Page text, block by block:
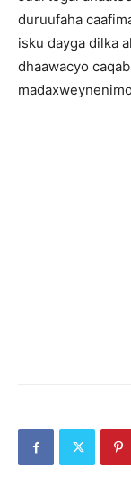
duruufaha
isku dayga dilka
dhaawacyo